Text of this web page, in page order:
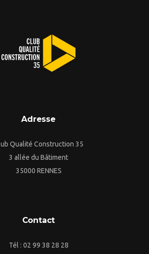
Adresse
Qualité Construction 35
3 allée du Bâtiment
35000 RENNES
Contact
Tél : 02 99 38 28 28